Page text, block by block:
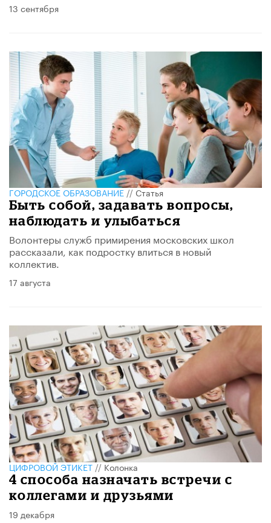
13 сентября
ГОРОДСКОЕ ОБРАЗОВАНИЕ//Статья
Быть собой, задавать вопросы,
наблюдать и улыбаться
Волонтеры служб примирения московских школ
рассказали, как подростку влиться в новый
коллектив.
17 августа
ЦИФРОВОЙ ЭТИКЕТ//Колонка
4 способа назначать встречи с
коллегами и друзьями
19 декабря